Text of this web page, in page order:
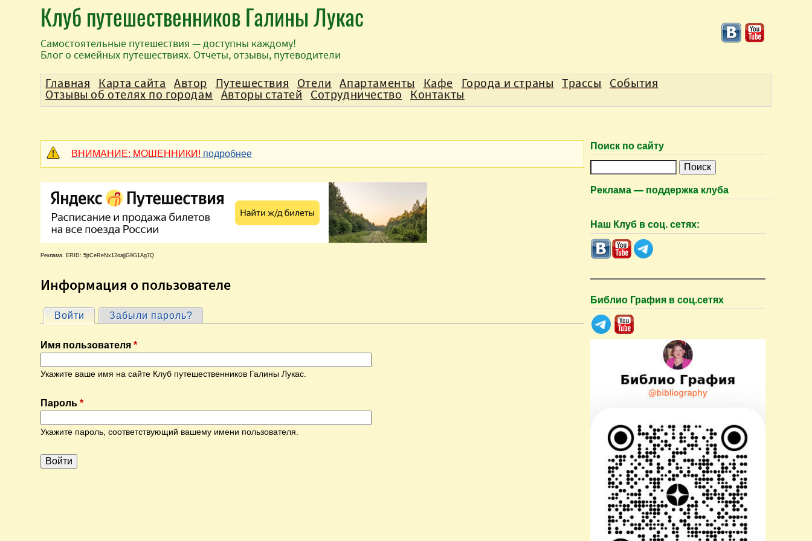
Клуб путешественников Галины Лукас
Самостоятельные путешествия — доступны каждому!
Блог о семейных путешествиях. Отчеты, отзывы, путеводители
ВНИМАНИЕ: МОШЕННИКИ! подробнее
Реклама. ERID: 5jtCeReNx12oajjG9G1Ag7Q
Информация о пользователе
Г
л
в
ы
Войти (активная вкладка)
Забыли пароль?
Имя пользователя*
Укажите ваше имя на сайте Клуб путешественников Галины Лукас.
Пароль*
Укажите пароль, соответствующий вашему имени пользователя.
Главная Карта сайта Автор Путешествия Отели Апартаменты Кафе Города и страны Трассы События
Отзывы об отелях по городам Авторы статей Сотрудничество Контакты
Поиск по сайту
и
к
Реклама — поддержка клуба
Наш Клуб в соц. сетях:
Библио Графия в соц.сетях